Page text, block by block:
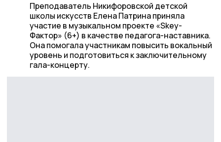
Преподаватель Никифоровской детской
школы искусств Елена Патрина приняла
участие в музыкальном проекте «Skey-
Фактор» (6+) в качестве педагога-наставника.
Она помогала участникам повысить вокальный
уровень и подготовиться к заключительному
гала-концерту.